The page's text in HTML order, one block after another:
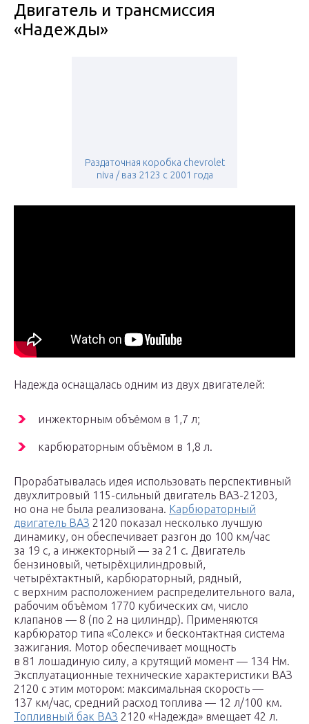
Двигатель и трансмиссия
«Надежды»
Раздаточная коробка chevrolet
niva / ваз 2123 с 2001 года
Надежда оснащалась одним из двух двигателей:
инжекторным объёмом в 1,7 л;
карбюраторным объёмом в 1,8 л.
Прорабатывалась идея использовать перспективный
двухлитровый 115-сильный двигатель ВАЗ-21203,
но она не была реализована. Карбюраторный
двигатель ВАЗ 2120 показал несколько лучшую
динамику, он обеспечивает разгон до 100 км/час
за 19 с, а инжекторный — за 21 с. Двигатель
бензиновый, четырёхцилиндровый,
четырёхтактный, карбюраторный, рядный,
с верхним расположением распределительного вала,
рабочим объёмом 1770 кубических см, число
клапанов — 8 (по 2 на цилиндр). Применяются
карбюратор типа «Солекс» и бесконтактная система
зажигания. Мотор обеспечивает мощность
в 81 лошадиную силу, а крутящий момент — 134 Нм.
Эксплуатационные технические характеристики ВАЗ
2120 с этим мотором: максимальная скорость —
137 км/час, средний расход топлива — 12 л/100 км.
Топливный бак ВАЗ 2120 «Надежда» вмещает 42 л.